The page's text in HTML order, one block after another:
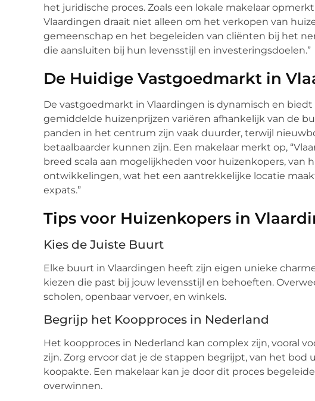
het juridische proces. Zoals een lokale makelaar
Vlaardingen draait niet alleen om het verkopen van
gemeenschap en het begeleiden van cliënten bij het
die aansluiten bij hun levensstijl en investeringsdoelen.”
De Huidige Vastgoedmarkt in
De vastgoedmarkt in Vlaardingen is dynamisch en
gemiddelde huizenprijzen variëren afhankelijk van de
panden in het centrum zijn vaak duurder, terwijl
betaalbaarder kunnen zijn. Een makelaar merkt op,
breed scala aan mogelijkheden voor huizenkopers, van
ontwikkelingen, wat het een aantrekkelijke locatie
expats.”
Tips voor Huizenkopers in
Kies de Juiste Buurt
Elke buurt in Vlaardingen heeft zijn eigen unieke
kiezen die past bij jouw levensstijl en behoeften.
scholen, openbaar vervoer, en winkels.
Begrijp het Koopproces in Nederland
Het koopproces in Nederland kan complex zijn, vooral
zijn. Zorg ervoor dat je de stappen begrijpt, van het
koopakte. Een makelaar kan je door dit proces
overwinnen.